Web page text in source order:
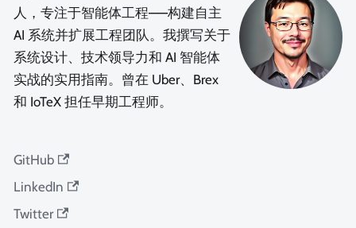
人，专注于智能体工程——构建自主
AI 系统并扩展工程团队。我撰写关于
系统设计、技术领导力和 AI 智能体
实战的实用指南。曾在 Uber、Brex
和 IoTeX 担任早期工程师。
GitHub
LinkedIn
Twitter